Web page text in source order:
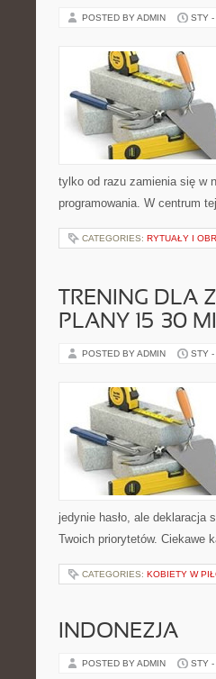
POSTED BY ADMIN STY
tylko od razu zamienia się w
programowania. W centrum
CATEGORIES: RYTUAŁY I
TRENING DLA
PLANY 15–30
POSTED BY ADMIN STY
jedynie hasło, ale deklaracja
Twoich priorytetów. Ciekawe
CATEGORIES: KOBIETY W
INDONEZJA
POSTED BY ADMIN STY